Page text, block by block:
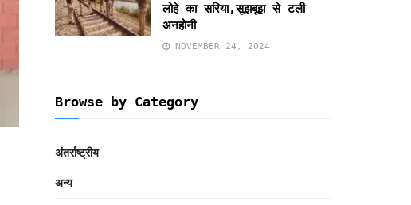
लोहे का सरिया,सूझबूझ से टली
अनहोनी
NOVEMBER 24, 2024
Browse by Category
अंतर्राष्ट्रीय
अन्य